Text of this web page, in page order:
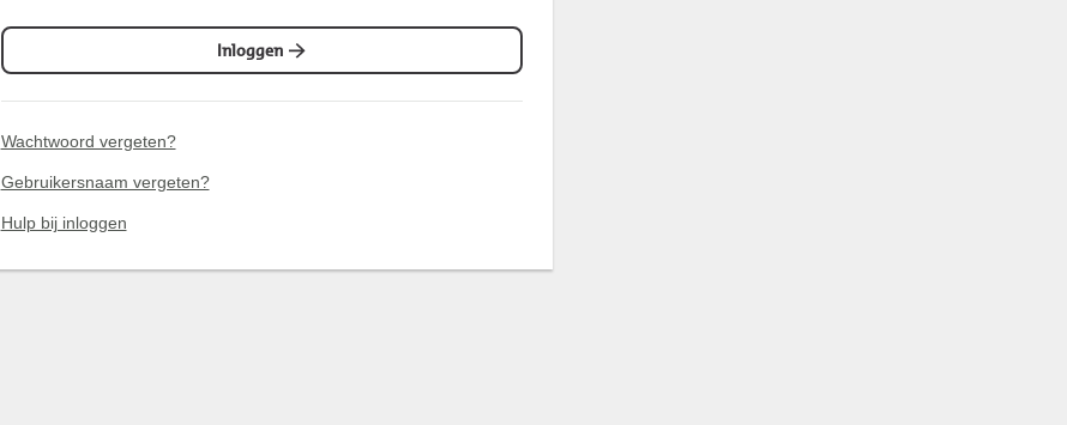
Inloggen
Wachtwoord vergeten?
Gebruikersnaam vergeten?
Hulp bij inloggen